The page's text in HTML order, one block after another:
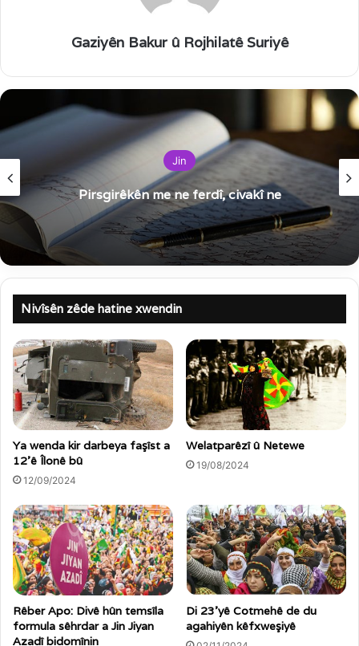
Gaziyên Bakur û Rojhilatê Suriyê
Jin
Pirsgirêkên me ne ferdî, civakî ne
Nivîsên zêde hatine xwendin
Ya wenda kir darbeya faşîst a
12’ê Îlonê bû
12/09/2024
Welatparêzî û Netewe
19/08/2024
Rêber Apo: Divê hûn temsîla
formula sêhrdar a Jin Jiyan
Azadî bidomînin
Di 23’yê Cotmehê de du
agahiyên kêfxweşiyê